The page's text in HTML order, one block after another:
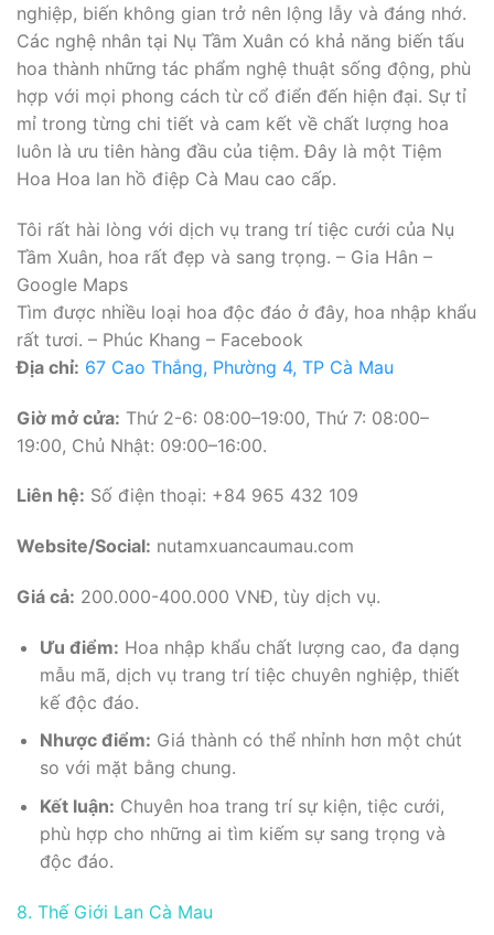
nghiệp, biến không gian trở nên lộng lẫy và đáng nhớ.
Các nghệ nhân tại Nụ Tầm Xuân có khả năng biến tấu
hoa thành những tác phẩm nghệ thuật sống động, phù
hợp với mọi phong cách từ cổ điển đến hiện đại. Sự tỉ
mỉ trong từng chi tiết và cam kết về chất lượng hoa
luôn là ưu tiên hàng đầu của tiệm. Đây là một Tiệm
Hoa Hoa lan hồ điệp Cà Mau cao cấp.
Tôi rất hài lòng với dịch vụ trang trí tiệc cưới của Nụ
Tầm Xuân, hoa rất đẹp và sang trọng. – Gia Hân –
Google Maps
Tìm được nhiều loại hoa độc đáo ở đây, hoa nhập khẩu
rất tươi. – Phúc Khang – Facebook
Địa chỉ: 67 Cao Thắng, Phường 4, TP Cà Mau
Giờ mở cửa: Thứ 2-6: 08:00–19:00, Thứ 7: 08:00–
19:00, Chủ Nhật: 09:00–16:00.
Liên hệ: Số điện thoại: +84 965 432 109
Website/Social: nutamxuancaumau.com
Giá cả: 200.000-400.000 VNĐ, tùy dịch vụ.
Ưu điểm: Hoa nhập khẩu chất lượng cao, đa dạng
mẫu mã, dịch vụ trang trí tiệc chuyên nghiệp, thiết
kế độc đáo.
Nhược điểm: Giá thành có thể nhỉnh hơn một chút
so với mặt bằng chung.
Kết luận: Chuyên hoa trang trí sự kiện, tiệc cưới,
phù hợp cho những ai tìm kiếm sự sang trọng và
độc đáo.
8. Thế Giới Lan Cà Mau